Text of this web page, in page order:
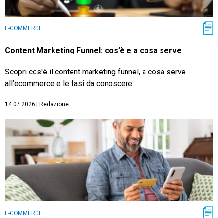
E-COMMERCE
Content Marketing Funnel: cos’è e a cosa serve
Scopri cos'è il content marketing funnel, a cosa serve
all’ecommerce e le fasi da conoscere.
14.07.2026 Redazione
E-COMMERCE